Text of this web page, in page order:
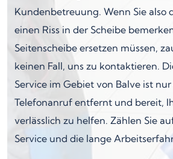
Kundenbetreuung. Wenn Sie also
einen Riss in der Scheibe
Seitenscheibe ersetzen müssen,
keinen Fall, uns zu kontaktieren.
Service im Gebiet von Balve ist
Telefonanruf entfernt und bereit,
verlässlich zu helfen. Zählen Sie
Service und die lange